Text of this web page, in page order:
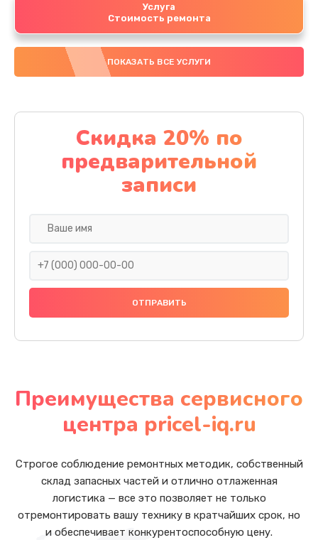
Услуга
Стоимость ремонта
ПОКАЗАТЬ ВСЕ УСЛУГИ
Скидка 20% по
предварительной
записи
Преимущества сервисного
центра pricel-iq.ru
Строгое соблюдение ремонтных методик, собственный
склад запасных частей и отлично отлаженная
логистика — все это позволяет не только
отремонтировать вашу технику в кратчайших срок, но
и обеспечивает конкурентоспособную цену.